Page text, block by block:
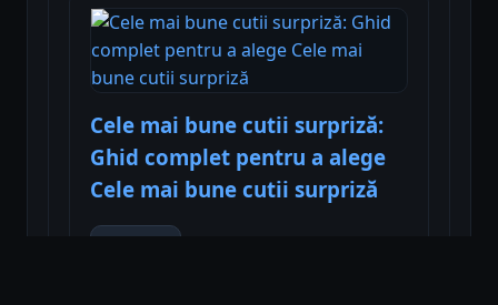
Cele mai bune cutii surpriză:
Ghid complet pentru a alege
Cele mai bune cutii surpriză